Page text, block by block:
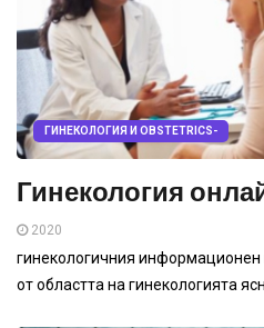
ГИНЕКОЛОГИЯ И OBSTETRICS-
Гинекология
2020
гинекологичния
от областта на гинекологията